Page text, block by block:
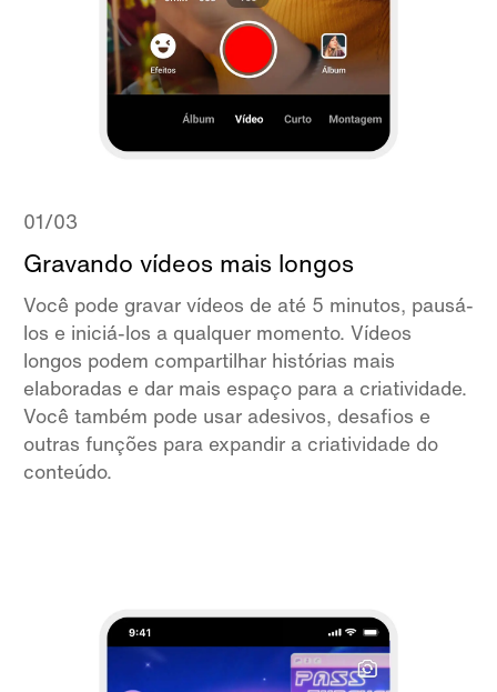
01/03
Gravando vídeos mais longos
Você pode gravar vídeos de até 5 minutos, pausá-
los e iniciá-los a qualquer momento. Vídeos
longos podem compartilhar histórias mais
elaboradas e dar mais espaço para a criatividade.
Você também pode usar adesivos, desafios e
outras funções para expandir a criatividade do
conteúdo.